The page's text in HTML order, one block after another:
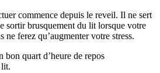
commence depuis le reveil. Il ne sert
sortir brusquement du lit lorsque votre
ne ferez qu’augmenter votre stress.
bon quart d’heure de repos
lit.